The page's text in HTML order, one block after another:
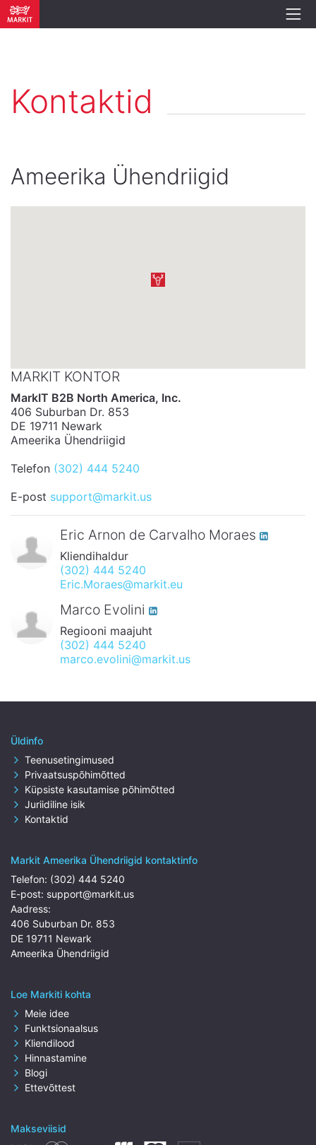
Kontaktid
Ameerika Ühendriigid
MARKIT KONTOR
MarkIT B2B North America, Inc.
406 Suburban Dr. 853
DE 19711 Newark
Ameerika Ühendriigid
Telefon (302) 444 5240
E-post support@markit.us
Eric Arnon de Carvalho Moraes
Kliendihaldur
(302) 444 5240
Eric.Moraes@markit.eu
Marco Evolini
Regiooni maajuht
(302) 444 5240
marco.evolini@markit.us
Üldinfo
Teenusetingimused
Privaatsuspõhimõtted
Küpsiste kasutamise põhimõtted
Juriidiline isik
Kontaktid
Markit Ameerika Ühendriigid kontaktinfo
Telefon: (302) 444 5240
E-post: support@markit.us
Aadress:
406 Suburban Dr. 853
DE 19711 Newark
Ameerika Ühendriigid
Loe Markiti kohta
Meie idee
Funktsionaalsus
Kliendilood
Hinnastamine
Blogi
Ettevõttest
Makseviisid